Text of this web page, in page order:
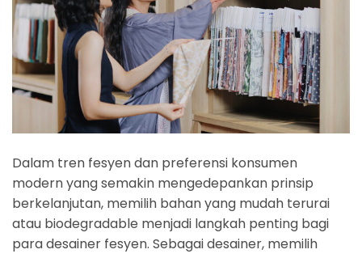
Dalam tren fesyen dan preferensi konsumen
modern yang semakin mengedepankan prinsip
berkelanjutan, memilih bahan yang mudah terurai
atau biodegradable menjadi langkah penting bagi
para desainer fesyen. Sebagai desainer, memilih